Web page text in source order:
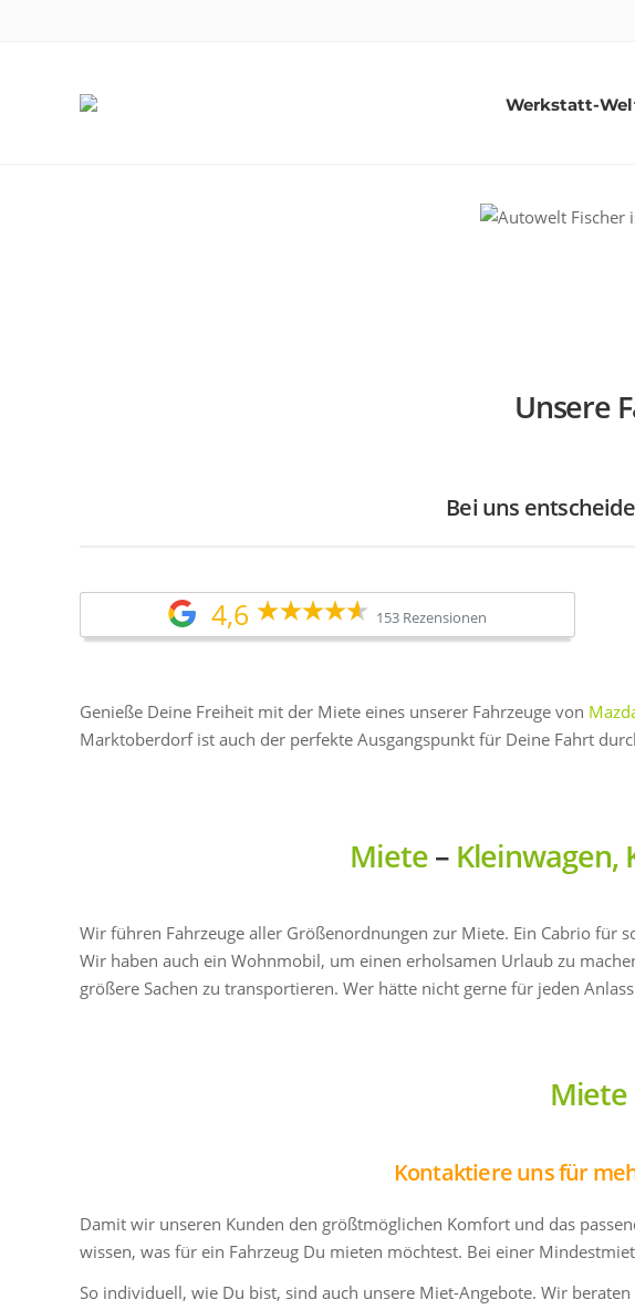
Werkstatt-
Unsere
Bei uns
4,6 153 Rezensionen
Genieße Deine Freiheit mit der Miete eines unserer Fahrzeuge von
Marktoberdorf ist auch der perfekte Ausgangspunkt für Deine Fahrt
Miete– Kleinwagen,
Wir führen Fahrzeuge aller Größenordnungen zur Miete. Ein Cabrio für
Wir haben auch ein Wohnmobil, um einen erholsamen Urlaub zu
größere Sachen zu transportieren. Wer hätte nicht gerne für jeden
Miete
Kontaktiere uns für
Damit wir unseren Kunden den größtmöglichen Komfort und das
wissen, was für ein Fahrzeug Du mieten möchtest. Bei einer
So individuell, wie Du bist, sind auch unsere Miet-Angebote. Wir